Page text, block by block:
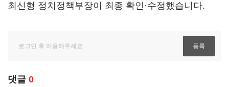
최신형 정치정책부장이 최종 확인·수정했습니다.
댓글 0